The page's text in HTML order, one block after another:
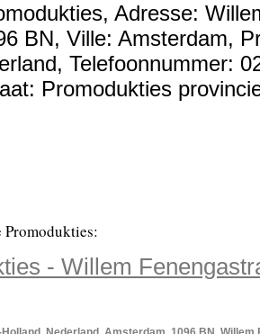
, Adresse:
BN, Ville: Amsterdam,
, Telefoonnummer:
Promodukties
- Willem